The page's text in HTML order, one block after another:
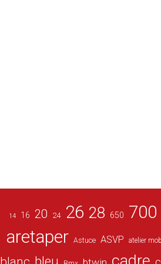
14 16 20 24 26 28 650 700
aretaper Astuce ASVP atelier
bleu cadre